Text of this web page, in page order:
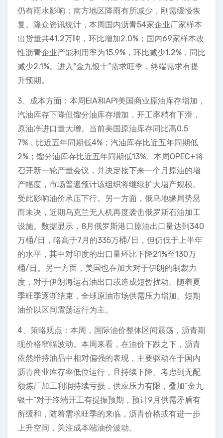
仍有雨水影响；南方地区降雨有所减少，刚需缓慢恢
复。隆众资讯统计，本周国内沥青54家企业厂家样本
出货量共41.2万吨，环比增加2.0%；国内69家样本改
性沥青企业产能利用率为15.9%，环比减少1.2%，同比
减少2.1%。进入“金九银十”需求旺季，终端需求有提
升预期。
3、成本方面：本周EIA和API美国商业原油库存增加，
汽油库存下降但馏分油库存增加，开工率稍有下滑，
原油净进口量大增。当前美国原油库存同比高0.5
7%，比近五年同期低4%；汽油库存比近五年同期低
2%；馏分油库存比近五年同期低13%。本周OPEC+将
召开新一轮产量会议，并决定接下来一个月原油的增
产幅度，市场普遍预计该组织将继续扩大增产规模。
受此影响油价承压下行。另一方面，俄乌地缘局势悬
而未决，近期乌克兰无人机再度袭击俄罗斯石油加工
设施。数据显示，8月俄罗斯港口原油出口量达到340
万桶/日，略高于7月的335万桶/日，但仍低于上半年
的水平，其中对印度的出口量环比下降21%至130万
桶/日。另一方面，美国也在加大对于伊朗的制裁力
度，对于伊朗海运石油出口或造成短暂扰动。随着夏
季旺季逐渐结束，全球原油市场供需压力增加。短期
油价以区间震荡运行为主。
4、策略观点：本周，国际油价整体区间震荡，沥青期
现价格窄幅波动。本周来看，在油价下跌之下，沥青
依然维持油品中相对偏强的表现，主要驱动在于国内
沥青商业库存率低位运行，且持续下降。考虑到无配
额炼厂加工利润持续亏损，供应压力有限，叠加“金九
银十”对于终端开工有提振预期，预计9月供需矛盾有
所缓和，随着需求旺季的来临，沥青价格或有进一步
上升空间，关注成本端油价波动。